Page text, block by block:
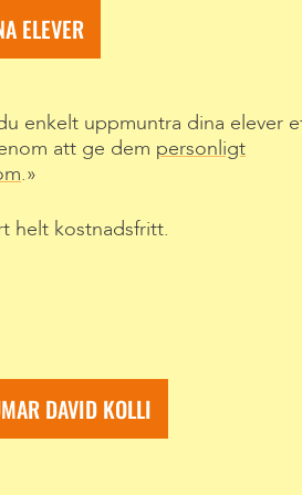
ELEVER
enkelt uppmuntra dina elever
att ge dem personligt
.
helt kostnadsfritt.
DAVID KOLLI